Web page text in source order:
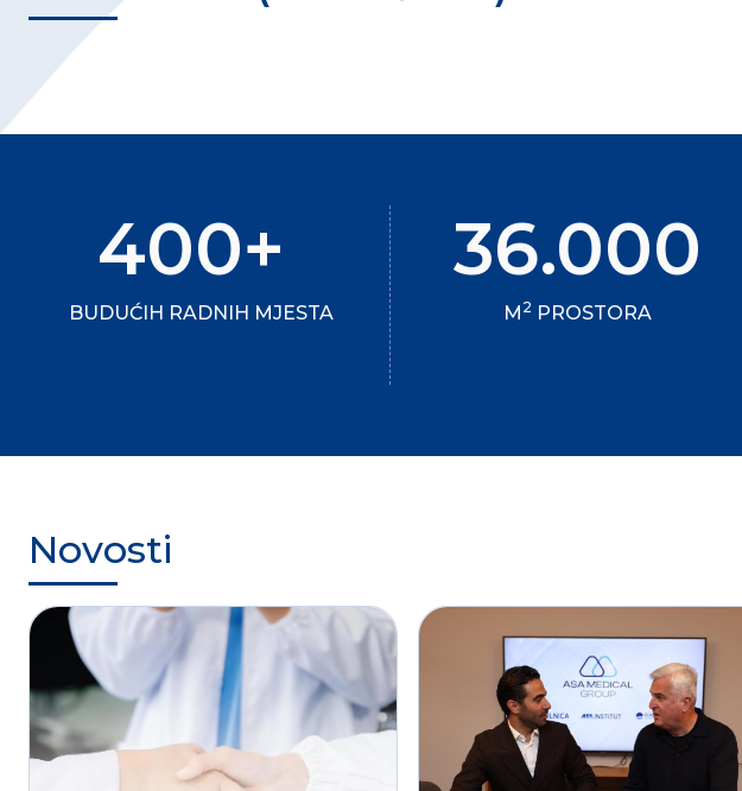
400+
BUDUĆIH RADNIH MJESTA
36.000
M 2 PROSTORA
Novosti